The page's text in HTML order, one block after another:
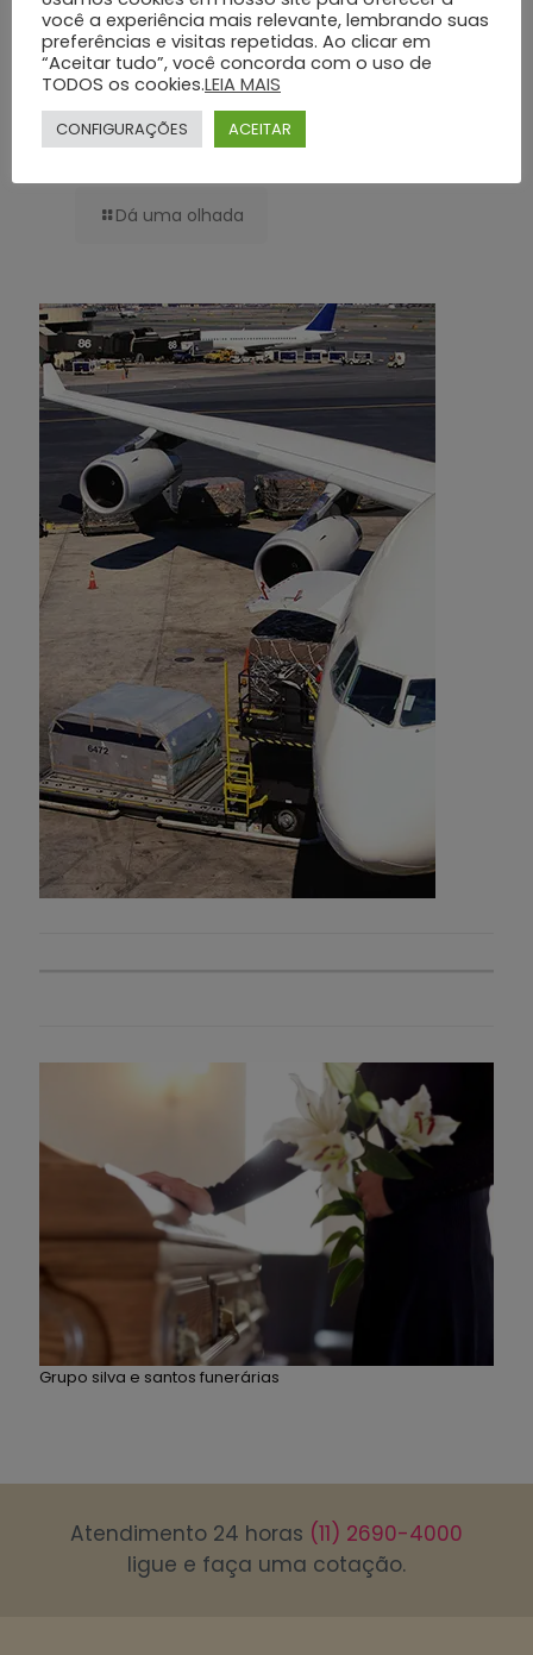
Planos Funerários Preventivos: Conheça os Benefícios do Grupo Silva
e Santos
Dá uma olhada
Grupo silva e santos funerárias
Atendimento 24 horas (11) 2690-4000
ligue e faça uma cotação.
você a experiência mais relevante, lembrando suas
preferências e visitas repetidas. Ao clicar em
“Aceitar tudo”, você concorda com o uso de
TODOS os cookies.LEIA MAIS
CONFIGURAÇÕES ACEITAR